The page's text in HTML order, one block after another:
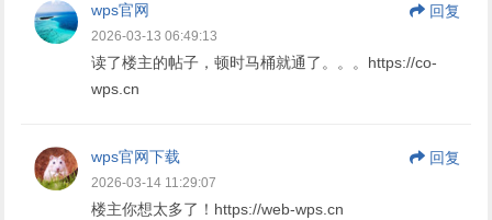
wps官网 回复
2026-03-13 06:49:13
读了楼主的帖子，顿时马桶就通了。。。https://co-
wps.cn
wps官网下载 回复
2026-03-14 11:29:07
楼主你想太多了！https://web-wps.cn